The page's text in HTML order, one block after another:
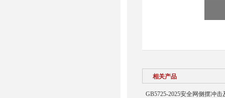
相关产品
GB5725-2025安全网侧摆冲